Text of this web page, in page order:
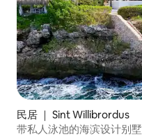
民居 ｜ Sint Willibrordus
带私人泳池的海滨设计别墅